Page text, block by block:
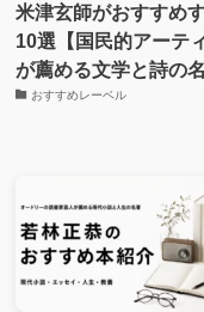
米津玄師がおすすめ
10選【国民的アーテ
が薦める文学と詩の名
おすすめレーベル